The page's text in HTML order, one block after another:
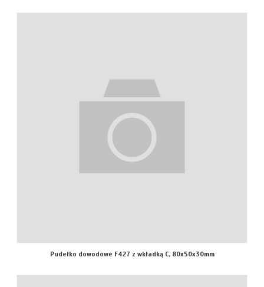
Pudełko dowodowe F427 z wkładką C, 80x50x30mm